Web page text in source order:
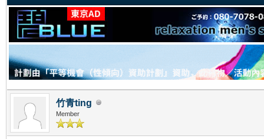
竹青ting
Member